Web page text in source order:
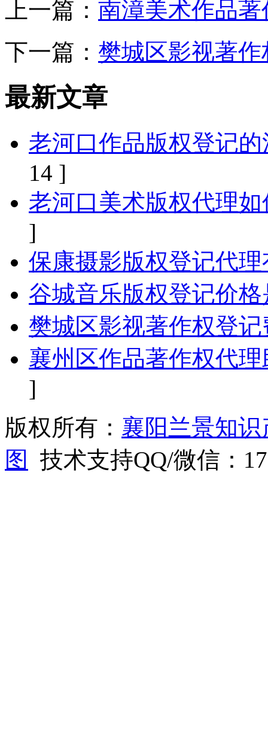
上一篇： 南漳美术作品
下一篇： 樊城区影视著
最新文章
老河口作品版权登记
14 ]
老河口美术版权代理
]
保康摄影版权登记代
谷城音乐版权登记价
樊城区影视著作权登
襄州区作品著作权代
]
版权所有： 襄阳兰景知
图
技术支持QQ/微信：